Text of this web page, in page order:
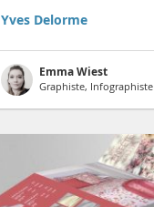
Yves Delorme
Emma Wiest
Graphiste, Infographiste